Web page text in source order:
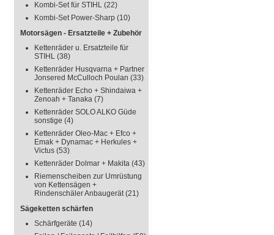
Kombi-Set für STIHL (22)
Kombi-Set Power-Sharp (10)
Motorsägen - Ersatzteile + Zubehör
Kettenräder u. Ersatzteile für
STIHL (38)
Kettenräder Husqvarna + Partner
Jonsered McCulloch Poulan (33)
Kettenräder Echo + Shindaiwa +
Zenoah + Tanaka (7)
Kettenräder SOLO ALKO Güde
sonstige (4)
Kettenräder Oleo-Mac + Efco +
Emak + Dynamac + Herkules +
Victus (53)
Kettenräder Dolmar + Makita (43)
Riemenscheiben zur Umrüstung
von Kettensägen +
Rindenschäler Anbaugerät(21)
Sägeketten schärfen
Schärfgeräte (14)